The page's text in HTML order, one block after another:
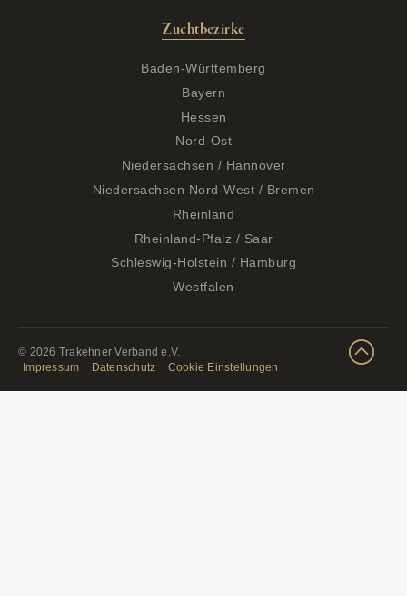
Zuchtbezirke
Baden-Württemberg
Bayern
Hessen
Nord-Ost
Niedersachsen / Hannover
Niedersachsen Nord-West / Bremen
Rheinland
Rheinland-Pfalz / Saar
Schleswig-Holstein / Hamburg
Westfalen
© 2026 Trakehner Verband e.V.
Impressum
Datenschutz Cookie Einstellungen